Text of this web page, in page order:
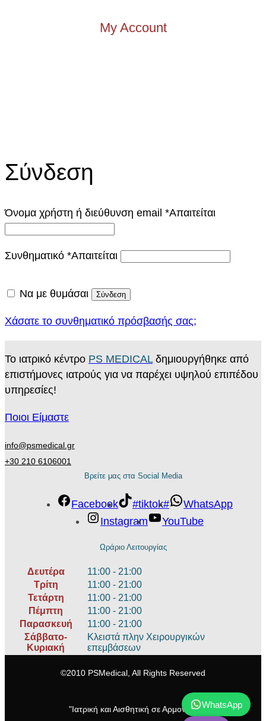
My Account
Σύνδεση
Όνομα χρήστη ή διεύθυνση email *Απαιτείται
Συνθηματικό *Απαιτείται
Να με θυμάσαι Σύνδεση
Χάσατε το συνθηματικό πρόσβασής σας;
Το ιατρικό κέντρο PS MEDICALδημιουργήθηκε από
επιστήμονες ιατρούς για να παρέχει υψηλού επιπέδου
υπηρεσίες!
Ποιοι Είμαστε
info@psmedical.gr
+30 210 6106001
Βρείτε μας στα Social Media
Facebook #tiktok#
WhatsApp
Instagram
YouTube
Ωράριο Λειτουργίας
Δευτέρα
11:00 - 21:00
Τρίτη
11:00 - 21:00
Τετάρτη
11:00 - 21:00
Πέμπτη
11:00 - 21:00
Παρασκευή
11:00 - 21:00
Σάββατο-
Κυριακή
Κλειστά πλην Χειρουργικών
επεμβάσεων
©2010 PSMedical, All Rights Reserved
"Ιατρική και Αισθητική σε Αρμονία " WhatsApp